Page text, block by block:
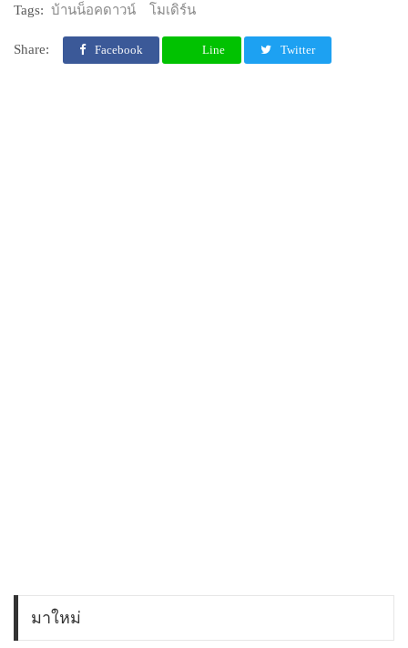
Tags: บ้านน็อคดาวน์ โมเดิร์น
Share: Facebook Line Twitter
มาใหม่